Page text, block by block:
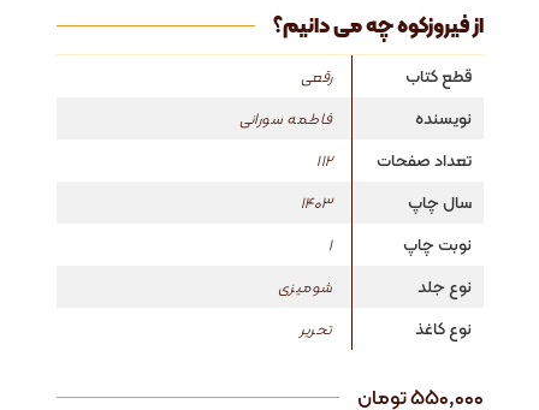
از فیروزکوه چه می دانیم؟
قطع کتاب رقعی
نویسنده فاطمه سورانی
تعداد صفحات 112
سال چاپ 1403
نوبت چاپ 1
نوع جلد شومیزی
نوع کاغذ تحریر
۵۵۰,۰۰۰تومان